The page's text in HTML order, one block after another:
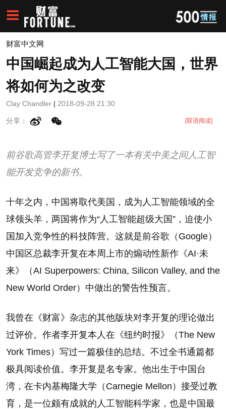
财富中文网
中国崛起成为人工智能大国，世界
将如何为之改变
Clay Chandler | 2018-09-28 21:30
分享： [双语阅读]
前谷歌高管李开复博士写了一本有关中美之间人工智
能开发竞争的新书。
十年之内，中国将取代美国，成为人工智能领域的全
球领头羊，两国将作为“人工智能超级大国”，迫使小
国加入竞争性的科技阵营。这就是前谷歌（Google）
中国区总裁李开复在本周上市的煽动性新作《AI·未
来》（AI Superpowers: China, Silicon Valley, and the
New World Order）中做出的警告性预言。
我曾在《财富》杂志的其他版块对李开复的理论做出
过评价。作者李开复本人在《纽约时报》（The New
York Times）写过一篇极佳的总结。不过全书通篇都
极具阅读价值。李开复是名专家。他出生于中国台
湾，在卡内基梅隆大学（Carnegie Mellon）接受过教
育，是一位颇有成就的人工智能科学家，也是中国最